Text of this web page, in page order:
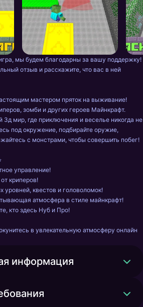
мы будем благодарны за вашу поддержку!
отзыв и расскажите, что вас в ней
мастером пряток на выживание!
зомби и других героев Майнкрафт.
мир, где приключения и веселье никогда не
под окружение, подбирайте оружие,
с монстрами, чтобы совершить побег!
управление!
криперов!
квестов и головоломок!
атмосфера в стиле майнкрафт!
кто здесь Нуб и Про!
в увлекательную атмосферу онлайн
информация